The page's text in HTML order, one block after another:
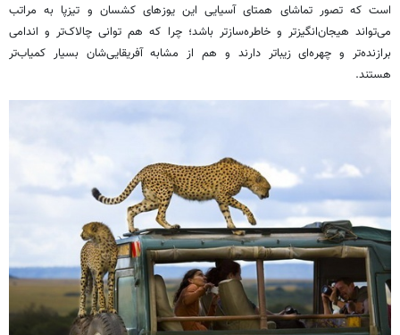
است که تصور تماشای همتای آسیایی این یوزهای کشسان و تیزپا به مراتب
می‌تواند هیجان‌انگیزتر و خاطره‌سازتر باشد؛ چرا که هم توانی چالاک‌تر و اندامی‌
برازنده‌تر و چهره‌ای زیباتر دارند و هم از مشابه آفریقایی‌شان بسیار کمیاب‌تر
هستند.